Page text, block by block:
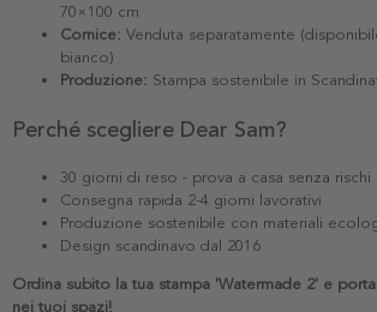
70×100 cm
Cornice: Venduta separatamente
bianco)
Produzione: Stampa sostenibile in
Perché scegliere Dear Sam?
30 giorni di reso - prova a casa senza rischi
Consegna rapida 2-4 giorni lavorativi
Produzione sostenibile con materiali
Design scandinavo dal 2016
Ordina subito la tua stampa 'Watermade 2' e
nei tuoi spazi!